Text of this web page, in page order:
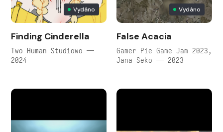
Vydáno
Finding Cinderella
Two Human Studiowo —
2024
Vydáno
False Acacia
Gamer Pie Game Jam 2023,
Jana Seko — 2023